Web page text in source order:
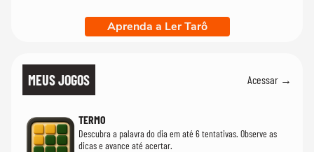
Aprenda a Ler Tarô
MEUS JOGOS Acessar →
TERMO
Descubra a palavra do dia em até 6 tentativas. Observe as
dicas e avance até acertar.